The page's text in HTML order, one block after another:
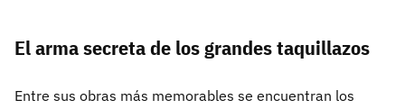
El arma secreta de los grandes taquillazos
Entre sus obras más memorables se encuentran los